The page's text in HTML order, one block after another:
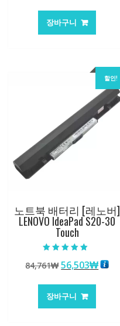
가
격:
장바구니
할인!
노트북 배터리 [레노버]
LENOVO IdeaPad S20-30
Touch
5.00
로 평가됨
84,761₩원
가
격:
56,503₩현
장바구니